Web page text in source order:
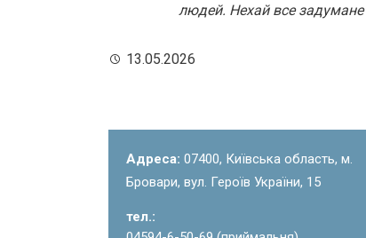
людей. Нехай все задумане
13.05.2026
Адреса: 07400, Київська область, м.
Бровари, вул. Героїв України, 15
тел.: